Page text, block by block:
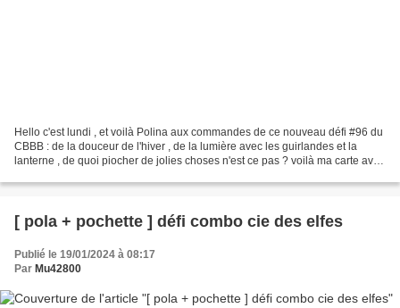
Hello c'est lundi , et voilà Polina aux commandes de ce nouveau défi #96 du
CBBB : de la douceur de l'hiver , de la lumière avec les guirlandes et la
lanterne , de quoi piocher de jolies choses n'est ce pas ? voilà ma carte avec
[ pola + pochette ] défi combo cie des elfes
Publié le 19/01/2024 à 08:17
Par Mu42800